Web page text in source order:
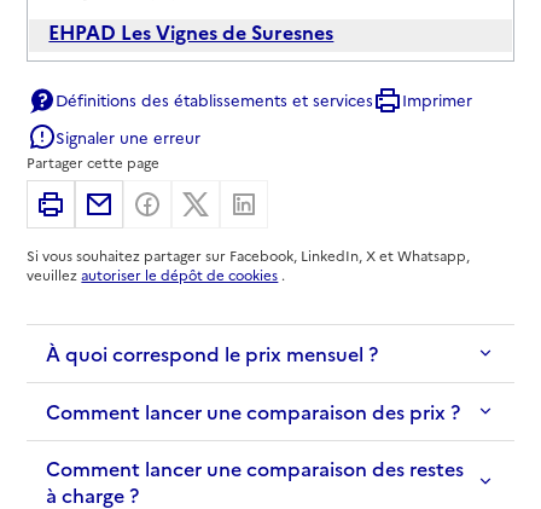
EHPAD Les Vignes de Suresnes
92150-Suresnes
01 40 99 50 00
Site internet
Rapport HAS
EHPAD Résidence Tiers Temps
Adresse
6 rue Chevreul
92150-Suresnes
01 41 38 13 13
Définitions des établissements et services
Imprimer
Signaler une erreur
Partager cette page
ImprimerPartager par email
Partager sur Facebook
Partager sur X
Si vous souhaitez partager sur Facebook, LinkedIn, X et Whatsapp,
veuillezautoriser le dépôt de cookies .
À quoi correspond le prix mensuel ?
Comment lancer une comparaison des prix ?
Comment lancer une comparaison des restes
à charge ?